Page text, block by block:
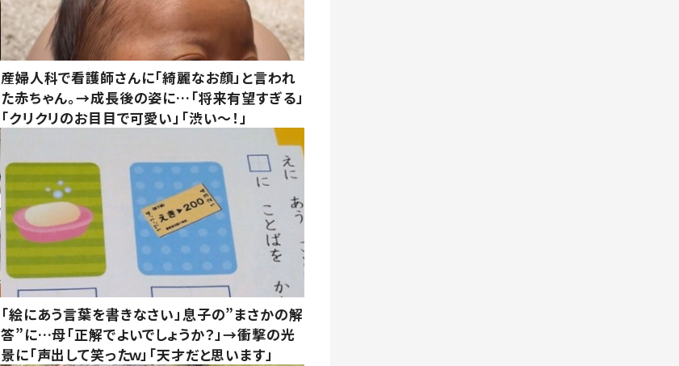
産婦人科で看護師さんに「綺麗なお顔」と言われ
た赤ちゃん。→成長後の姿に…「将来有望すぎる」
「クリクリのお目目で可愛い」「渋い～！」
「絵にあう言葉を書きなさい」息子の”まさかの解
答”に…母「正解でよいでしょうか？」→衝撃の光
景に「声出して笑ったｗ」「天才だと思います」